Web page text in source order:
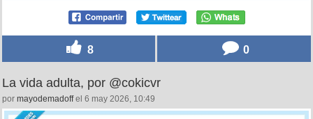
8 0
La vida adulta, por @cokicvr
por mayodemadoffel 6 may 2026, 10:49